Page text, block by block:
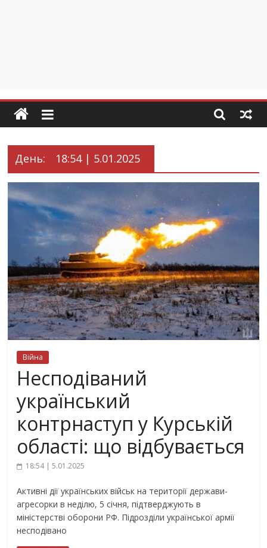
День: 18:54 | 5.01.2025
Війна
Несподіваний
український
контрнаступ у Курській
області: що відбувається
18:54 | 5.01.2025
Активні дії українських військ на території держави-
агресорки в неділю, 5 січня, підтверджують в
міністерстві оборони РФ. Підрозділи української армії
несподівано